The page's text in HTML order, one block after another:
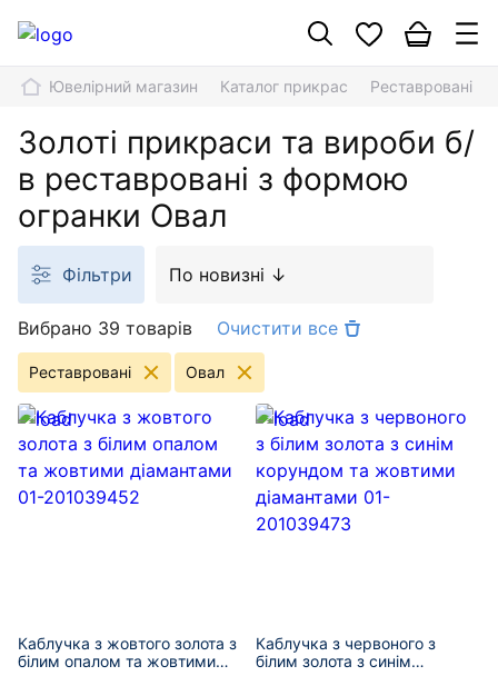
Ювелірний магазин Каталог прикрас Реставровані
Золоті прикраси та вироби б/
в реставровані з формою
огранки Овал
Вибрано 39 товарів Очистити все
Реставровані Овал
Фільтри По новизні ↓
Каблучка з жовтого золота з
білим опалом та жовтими
Каблучка з червоного з
білим золота з синім